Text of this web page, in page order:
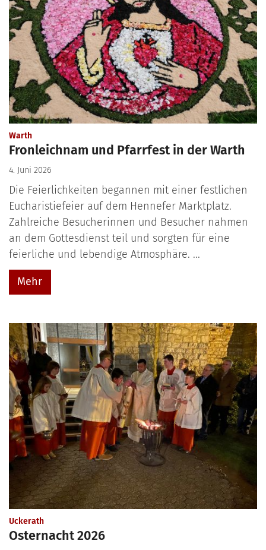
Warth:
Fronleichnam und Pfarrfest in der Warth
4. Juni 2026
Die Feierlichkeiten begannen mit einer festlichen
Eucharistiefeier auf dem Hennefer Marktplatz.
Zahlreiche Besucherinnen und Besucher nahmen
an dem Gottesdienst teil und sorgten für eine
feierliche und lebendige Atmosphäre. ...
Mehr
Uckerath:
Osternacht 2026